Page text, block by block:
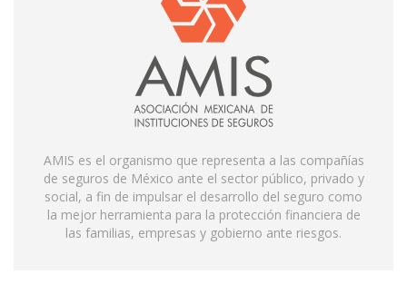
AMIS es el organismo que representa a las compañías
de seguros de México ante el sector público, privado y
social, a fin de impulsar el desarrollo del seguro como
la mejor herramienta para la protección financiera de
las familias, empresas y gobierno ante riesgos.